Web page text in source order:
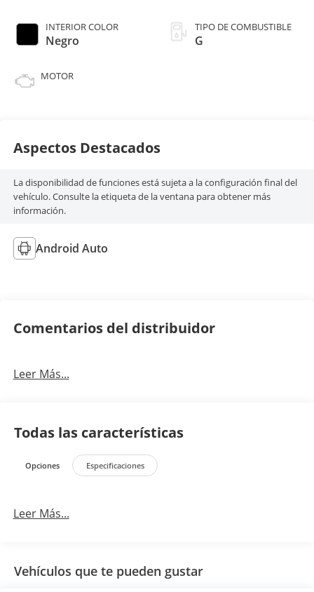
INTERIOR COLOR
Negro
MOTOR
TIPO DE COMBUSTIBLE
G
Aspectos Destacados
La disponibilidad de funciones está sujeta a la configuración final del
vehículo. Consulte la etiqueta de la ventana para obtener más
información.
Android Auto
Comentarios del distribuidor
Leer Más...
Todas las características
Opciones Especificaciones
Leer Más...
Vehículos que te pueden gustar